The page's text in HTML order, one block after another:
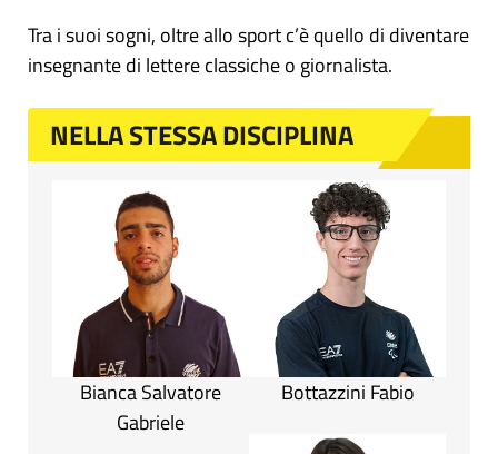
Tra i suoi sogni, oltre allo sport c’è quello di diventare
insegnante di lettere classiche o giornalista.
NELLA STESSA DISCIPLINA
Bianca Salvatore
Gabriele
Bottazzini Fabio